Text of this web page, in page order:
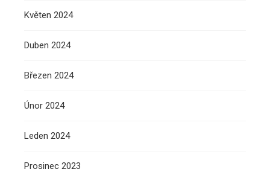
Květen 2024
Duben 2024
Březen 2024
Únor 2024
Leden 2024
Prosinec 2023